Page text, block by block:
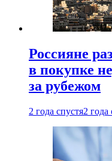
Россияне
в покупке
за рубежом
2 года спустя2 года